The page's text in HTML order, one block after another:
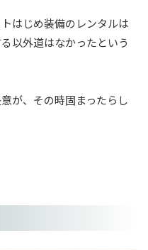
はじめ装備のレンタルは
以外道はなかったという
が、その時固まったらし